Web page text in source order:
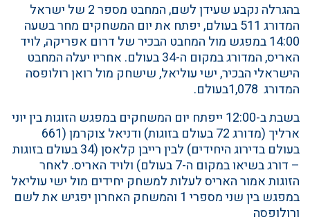
בהגרלה נקבע שעידן לשם, המחבט מספר 2 של ישראל
המדורג 511 בעולם, יפתח את יום המשחקים מחר בשעה
14:00 במפגש מול המחבט הבכיר של דרום אפריקה, לויד
האריס, המדורג במקום ה-34 בעולם. אחריו יעלה המחבט
הישראלי הבכיר, ישי עוליאל, שישחק מול רואן רולופסה
המדורג 1,078בעולם.
בשבת ב-12:00 ייפתח יום המשחקים במפגש הזוגות בין יוני
ארליך (מדורג 72 בעולם בזוגות) ודניאל צוקרמן (661
בעולם בדירוג היחידים) לבין רייבן קלאסן (34 בעולם בזוגות
– דורג בשיאו במקום ה-7 בעולם) ולויד האריס. לאחר
הזוגות אמור האריס לעלות למשחק יחידים מול ישי עוליאל
במפגש בין שני מספרי 1 והמשחק האחרון יפגיש את לשם
ורולופסה